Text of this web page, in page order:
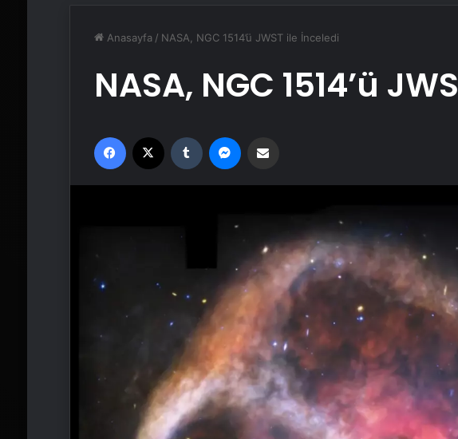
Anasayfa / NASA, NGC 1514’ü JWST ile İnceledi
NASA, NGC 1514’ü
Facebook Tumblr